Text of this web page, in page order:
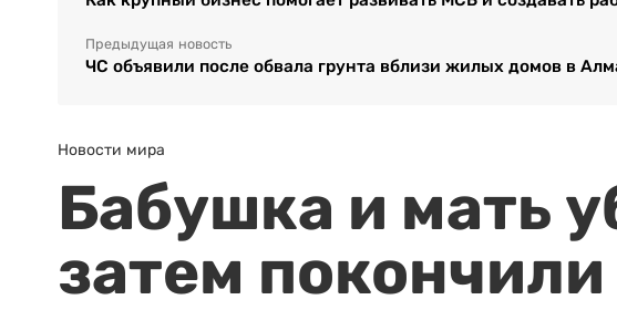
Предыдущая новость
ЧС объявили после обвала грунта вблизи жилых домов в
Новости мира
Бабушка и мать
затем покончили